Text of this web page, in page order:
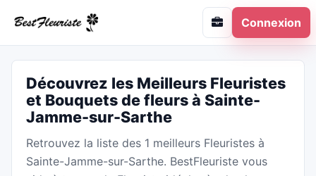
Connexion
Découvrez les Meilleurs Fleuristes
et Bouquets de fleurs à Sainte-
Jamme-sur-Sarthe
Retrouvez la liste des 1 meilleurs Fleuristes à
Sainte-Jamme-sur-Sarthe. BestFleuriste vous